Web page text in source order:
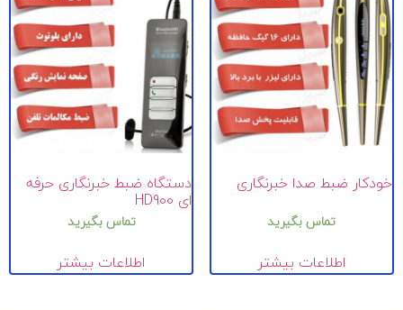
خودکار ضبط صدا خبرنگاری
تماس بگیرید
اطلاعات بیشتر
دستگاه ضبط خبرنگاری حرفه
ای HD900
تماس بگیرید
اطلاعات بیشتر